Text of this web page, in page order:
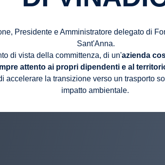
Presidente e Amministratore delegato di
Sant'Anna.
di vista della committenza, di un'azienda
attento ai propri dipendenti e al
accelerare la transizione verso un trasporto
impatto ambientale.